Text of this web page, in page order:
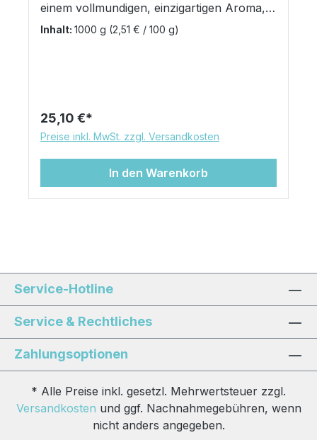
einem vollmundigen, einzigartigen Aroma,
das außergewöhnlich gut abgerundet ist.
Aromaschutzventil 1000g Beutel
Inhalt: 1000 g (2,51 € / 100 g)
Regulärer Preis:
25,10 €
Preise inkl. MwSt. zzgl. Versandkosten
In den Warenkorb
Service-Hotline
Service & Rechtliches
Zahlungsoptionen
* Alle Preise inkl. gesetzl. Mehrwertsteuer zzgl.
Versandkosten und ggf. Nachnahmegebühren, wenn
nicht anders angegeben.